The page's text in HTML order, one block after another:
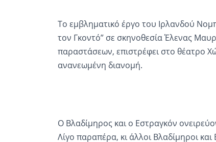
Το εμβληματικό έργο του Ιρλανδού
τον Γκοντό” σε σκηνοθεσία Έλενας
παραστάσεων, επιστρέφει στο θέατρο
ανανεωμένη διανομή.
Ο Βλαδίμηρος και ο Εστραγκόν
Λίγο παραπέρα, κι άλλοι Βλαδίμηροι